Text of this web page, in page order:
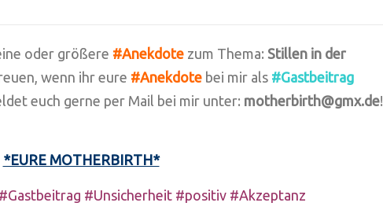
oder größere #Anekdote zum Thema: Stillen in der
wenn ihr eure #Anekdote bei mir als #Gastbeitrag
euch gerne per Mail bei mir unter: motherbirth@gmx.de
*EURE MOTHERBIRTH*
#Unsicherheit #positiv #Akzeptanz